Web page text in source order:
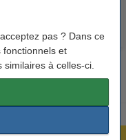
pas ? Dans ce
fonctionnels et
à celles-ci.